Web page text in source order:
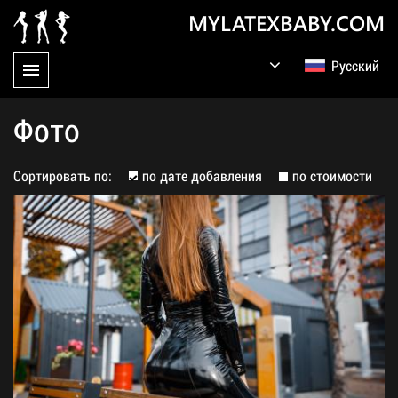
MYLATEXBABY.COM
Русский
Фото
Сортировать по: по дате добавления по стоимости